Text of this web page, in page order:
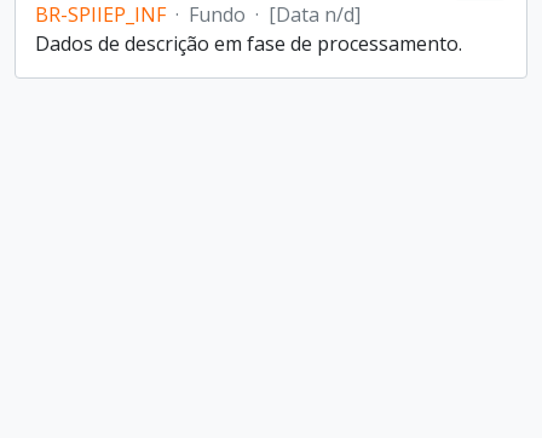
BR-SPIIEP_INF · Fundo · [Data n/d]
Dados de descrição em fase de processamento.